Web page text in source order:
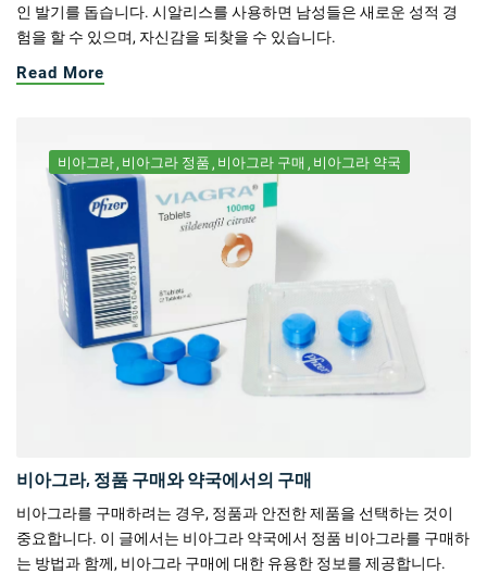
인 발기를 돕습니다. 시알리스를 사용하면 남성들은 새로운 성적 경
험을 할 수 있으며, 자신감을 되찾을 수 있습니다.
Read More
비아그라 비아그라 정품 비아그라 구매 비아그라 약국
비아그라, 정품 구매와 약국에서의 구매
비아그라를 구매하려는 경우, 정품과 안전한 제품을 선택하는 것이
중요합니다. 이 글에서는 비아그라 약국에서 정품 비아그라를 구매하
는 방법과 함께, 비아그라 구매에 대한 유용한 정보를 제공합니다.